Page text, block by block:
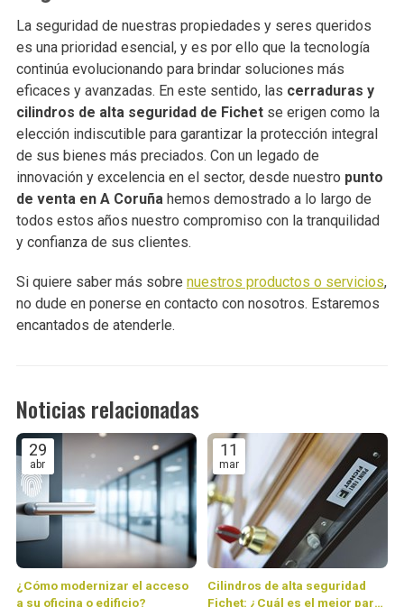
La seguridad de nuestras propiedades y seres queridos
es una prioridad esencial, y es por ello que la tecnología
continúa evolucionando para brindar soluciones más
eficaces y avanzadas. En este sentido, las cerraduras y
cilindros de alta seguridad de Fichet se erigen como la
elección indiscutible para garantizar la protección integral
de sus bienes más preciados. Con un legado de
innovación y excelencia en el sector, desde nuestro punto
de venta en A Coruña hemos demostrado a lo largo de
todos estos años nuestro compromiso con la tranquilidad
y confianza de sus clientes.
Si quiere saber más sobre nuestros productos o servicios,
no dude en ponerse en contacto con nosotros. Estaremos
encantados de atenderle.
Noticias relacionadas
29
abr
¿Cómo modernizar el acceso
a su oficina o edificio?
11
mar
Cilindros de alta seguridad
Fichet: ¿Cuál es el mejor para